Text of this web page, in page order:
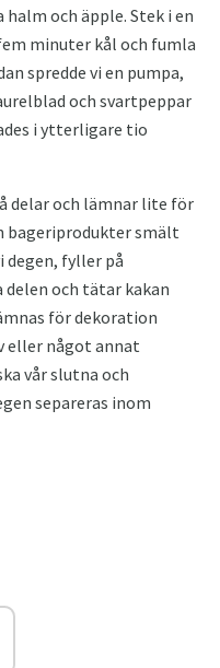
och äpple. Stek i en
minuter kål och fumla
spredde vi en pumpa,
och svartpeppar
i ytterligare tio
delar och lämnar lite för
bageriprodukter smält
degen, fyller på
och tätar kakan
för dekoration
eller något annat
vår slutna och
separeras inom